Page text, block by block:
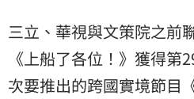
三立、華視與文策院之前
《上船了各位！》獲得第
次要推出的跨國實境節目